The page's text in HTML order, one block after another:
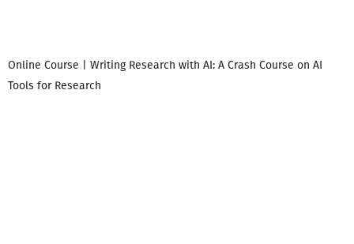
Online Course | Writing Research with AI: A Crash Course on AI
Tools for Research